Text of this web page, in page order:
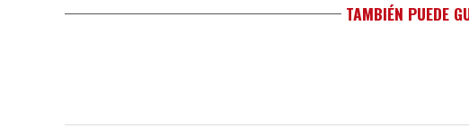
TAMBIÉN PUEDE